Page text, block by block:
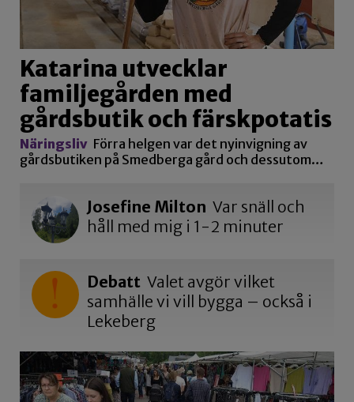
Katarina utvecklar
familjegården med
gårdsbutik och färskpotatis
Näringsliv Förra helgen var det nyinvigning av
gårdsbutiken på Smedberga gård och dessutom…
Josefine Milton Var snäll och
håll med mig i 1-2 minuter
Debatt Valet avgör vilket
samhälle vi vill bygga – också i
Lekeberg